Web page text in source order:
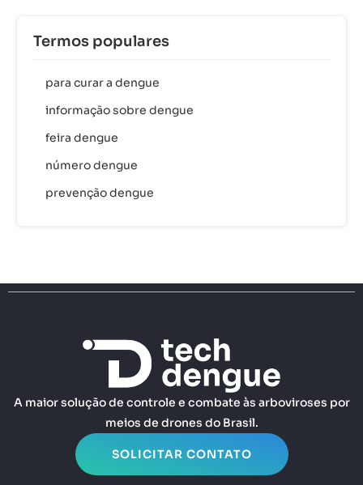
Termos populares
para curar a dengue
informação sobre dengue
feira dengue
número dengue
prevenção dengue
A maior solução de controle e combate às arboviroses por
meios de drones do Brasil.
SOLICITAR CONTATO